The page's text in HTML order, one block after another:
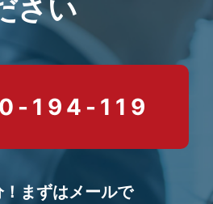
さい
194-119
！まずはメールで